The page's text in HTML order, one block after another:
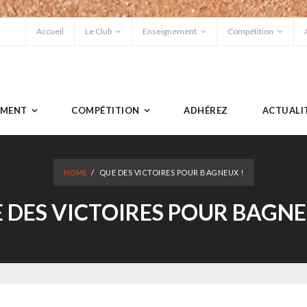
Accueil Le Club Enseignement Compétition
COMPÉTITION ADHÉREZ
HOME / QUE DES VICTOIRES POUR BAGNEUX !
DES VICTOIRES POUR